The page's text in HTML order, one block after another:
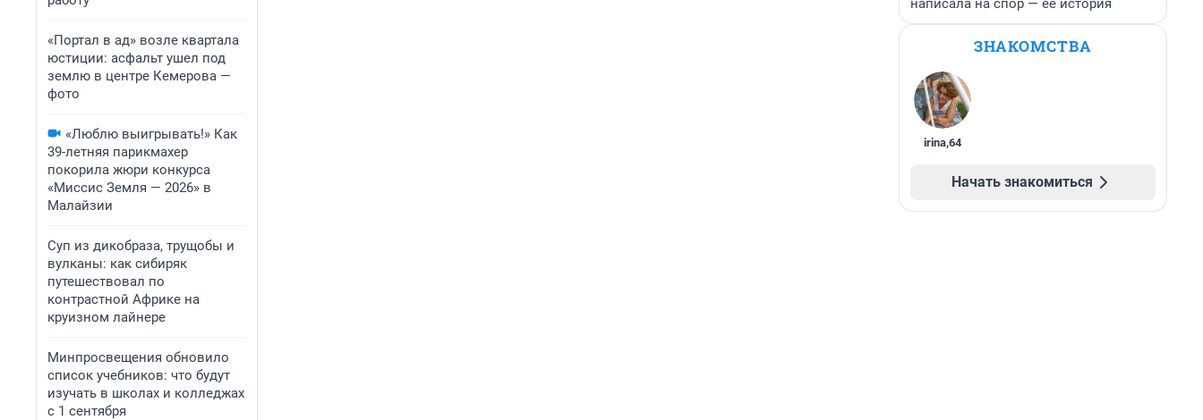
«Портал в ад» возле квартала
юстиции: асфальт ушел под
землю в центре Кемерова —
фото
«Люблю выигрывать!» Как
39-летняя парикмахер
покорила жюри конкурса
«Миссис Земля — 2026» в
Малайзии
Суп из дикобраза, трущобы и
вулканы: как сибиряк
путешествовал по
контрастной Африке на
круизном лайнере
Минпросвещения обновило
список учебников: что будут
изучать в школах и колледжах
с 1 сентября
написала на спор — ее история
ЗНАКОМСТВА
irina,64
Начать знакомиться